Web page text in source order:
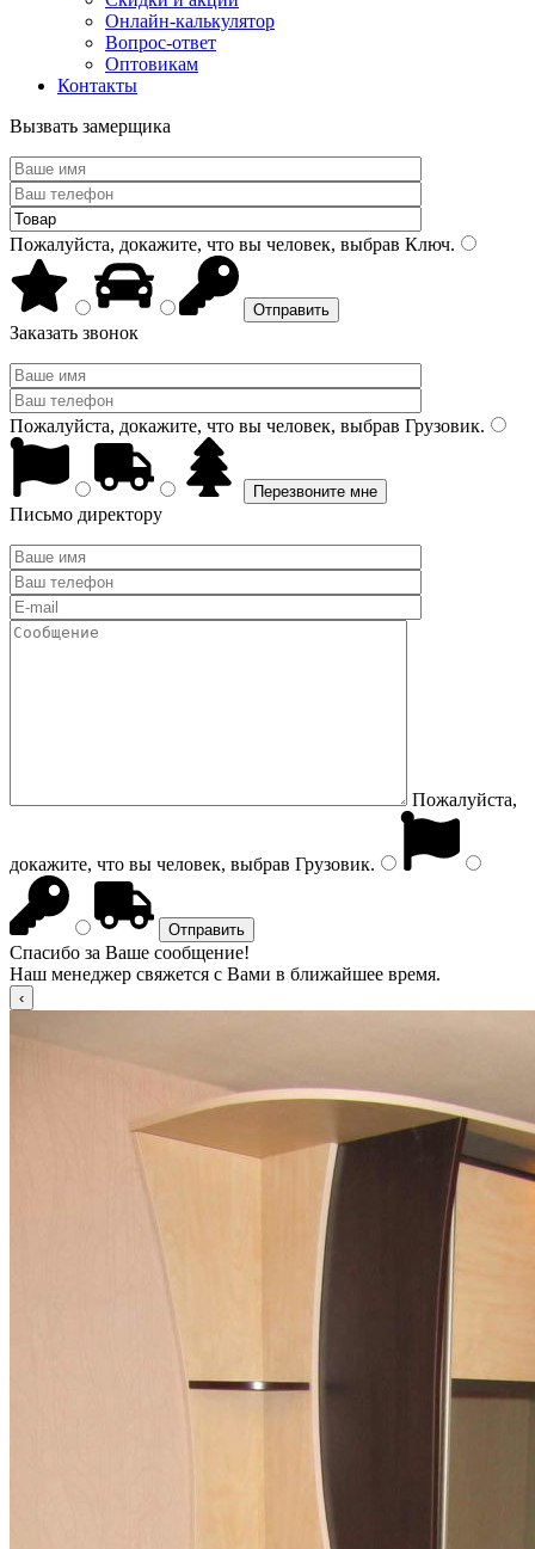
Онлайн-калькулятор
Вопрос-ответ
Оптовикам
Контакты
Вызвать замерщика
Пожалуйста, докажите, что вы человек, выбрав Ключ.
Заказать звонок
Пожалуйста, докажите, что вы человек, выбрав Грузовик.
Письмо директору
Пожалуйста,
докажите, что вы человек, выбрав Грузовик.
Спасибо за Ваше сообщение!
Наш менеджер свяжется с Вами в ближайшее время.